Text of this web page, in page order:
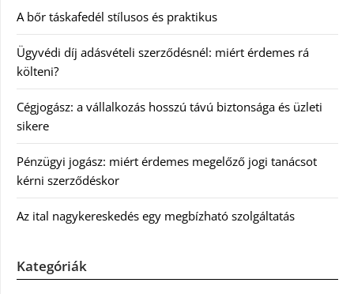
A bőr táskafedél stílusos és praktikus
Ügyvédi díj adásvételi szerződésnél: miért érdemes rá
költeni?
Cégjogász: a vállalkozás hosszú távú biztonsága és üzleti
sikere
Pénzügyi jogász: miért érdemes megelőző jogi tanácsot
kérni szerződéskor
Az ital nagykereskedés egy megbízható szolgáltatás
Kategóriák